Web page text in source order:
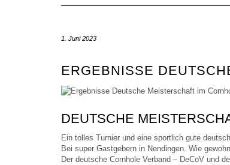
1. Juni 2023
ERGEBNISSE
DEUTSCHE
Ein tolles Turnier und eine sportlich gute
Bei super Gastgebern in Nendingen. Wie
Der deutsche Cornhole Verband – DeCoV und